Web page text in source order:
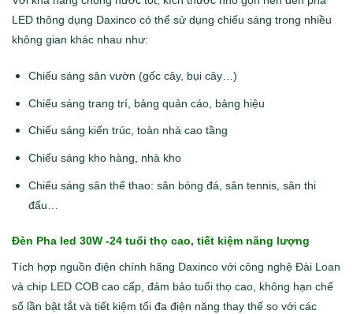
LED thông dụng Daxinco có thể sử dụng chiếu sáng trong nhiều
không gian khác nhau như:
Chiếu sáng sân vườn (gốc cây, bụi cây…)
Chiếu sáng trang trí, bảng quản cáo, bảng hiệu
Chiếu sáng kiến trúc, toàn nhà cao tầng
Chiếu sáng kho hàng, nhà kho
Chiếu sáng sân thể thao: sân bóng đá, sân tennis, sân thi
đấu…
Đèn Pha led 30W -24 tuổi thọ cao, tiết kiệm năng lượng
Tích hợp nguồn điện chính hãng Daxinco với công nghệ Đài Loan
và chip LED COB cao cấp, đảm bảo tuổi thọ cao, không hạn chế
số lần bật tắt và tiết kiệm tối đa điện năng thay thế so với các